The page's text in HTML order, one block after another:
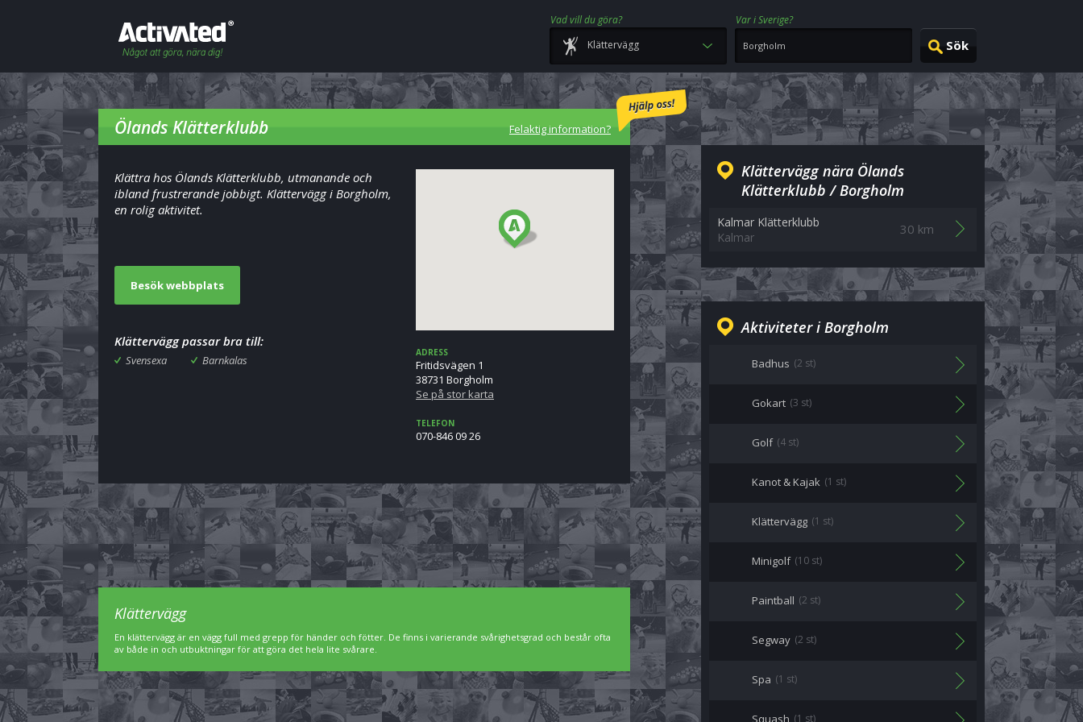
Vad vill du göra?
Var i Sverige?
Klättervägg
Ölands Klätterklubb Felaktig information?
Klättra hos Ölands Klätterklubb, utmanande och
ibland frustrerande jobbigt. Klättervägg i Borgholm,
en rolig aktivitet.
Besök webbplats
Klättervägg passar bra till:
Svensexa Barnkalas
ADRESS
Fritidsvägen 1
38731 Borgholm
Se på stor karta
TELEFON
070-846 09 26
Klättervägg nära Ölands
Klätterklubb / Borgholm
Kalmar Klätterklubb
Kalmar
30 km
Aktiviteter i Borgholm
Badhus (2 st)
Gokart (3 st)
Golf (4 st)
Kanot & Kajak (1 st)
Klättervägg (1 st)
Minigolf (10 st)
Paintball (2 st)
Segway (2 st)
Spa (1 st)
Squash (1 st)
Klättervägg
En klättervägg är en vägg full med grepp för händer och fötter. De finns i varierande svårighetsgrad och består ofta
av både in och utbuktningar för att göra det hela lite svårare.